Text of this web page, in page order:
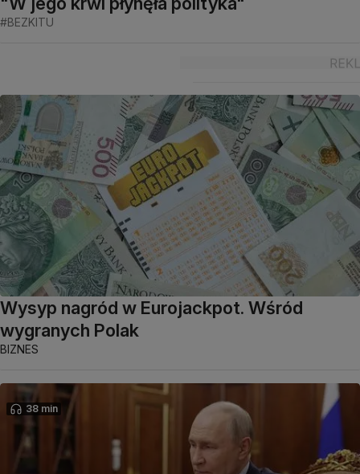
#BEZKITU
Wysyp nagród w Eurojackpot. Wśród
wygranych Polak
BIZNES
38 min